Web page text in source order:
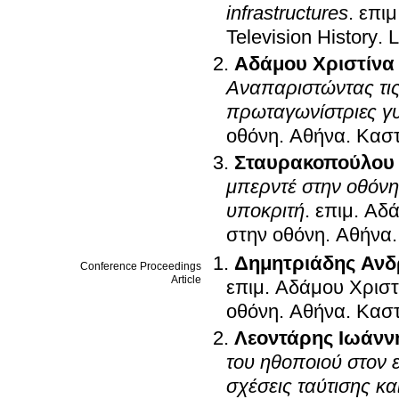
infrastructures.
Television History.
Αδάμου Χριστίνα
Αναπαριστώντας
πρωταγωνίστριες
οθόνη. Αθήνα.
μπερντέ στην
υποκριτή. επιμ.
στην οθόνη. Αθήνα
Conference Proceedings
Article
Δημητριάδης
επιμ. Αδάμου
οθόνη. Αθήνα.
Λεοντάρης
του ηθοποιού στον
σχέσεις ταύτισης